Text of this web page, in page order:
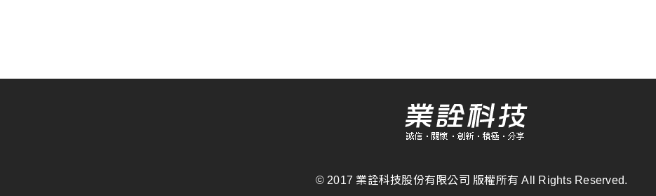
© 2017 業詮科技股份有限公司 版權所有All Rights Reserved.